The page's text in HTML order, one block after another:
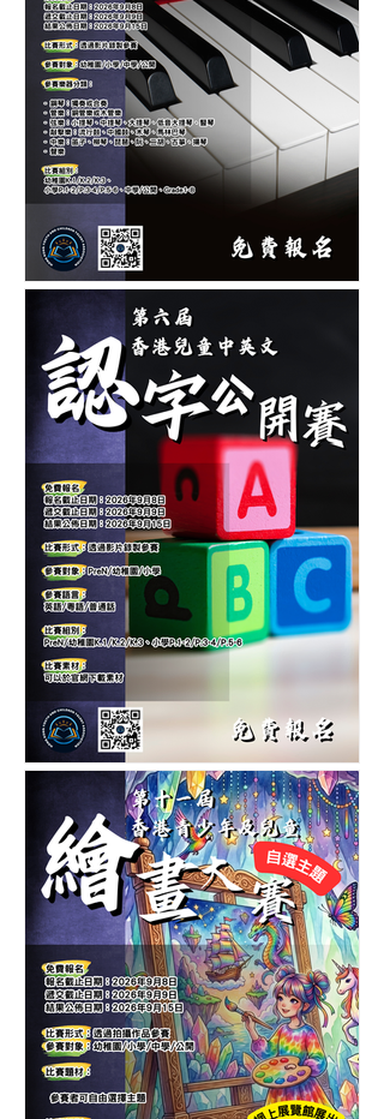
第十二屆香港青少年及兒童
音樂大賽-音樂比賽-鋼琴比
賽-管弦樂比賽
第六屆香港兒童中英文認字
公開賽-認字比賽